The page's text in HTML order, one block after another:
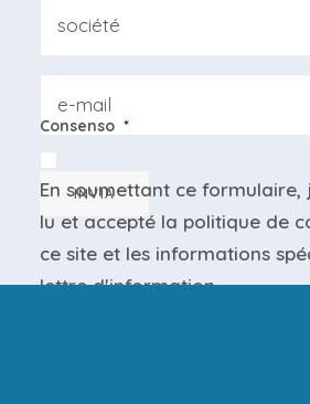
Consenso *
En soumettant ce
lu et accepté la politique de
ce site et les informations
lettre d'information.
INVIA